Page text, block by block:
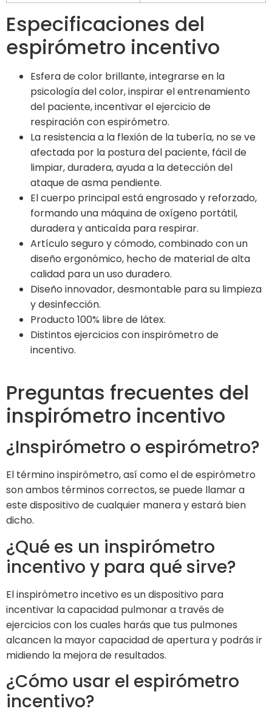
Especificaciones del
espirómetro incentivo
Esfera de color brillante, integrarse en la
psicología del color, inspirar el entrenamiento
del paciente, incentivar el ejercicio de
respiración con espirómetro.
La resistencia a la flexión de la tubería, no se ve
afectada por la postura del paciente, fácil de
limpiar, duradera, ayuda a la detección del
ataque de asma pendiente.
El cuerpo principal está engrosado y reforzado,
formando una máquina de oxígeno portátil,
duradera y anticaída para respirar.
Artículo seguro y cómodo, combinado con un
diseño ergonómico, hecho de material de alta
calidad para un uso duradero.
Diseño innovador, desmontable para su limpieza
y desinfección.
Producto 100% libre de látex.
Distintos ejercicios con inspirómetro de
incentivo.
Preguntas frecuentes del
inspirómetro incentivo
¿Inspirómetro o espirómetro?
El término inspirómetro, así como el de espirómetro
son ambos términos correctos, se puede llamar a
este dispositivo de cualquier manera y estará bien
dicho.
¿Qué es un inspirómetro
incentivo y para qué sirve?
El inspirómetro incetivo es un dispositivo para
incentivar la capacidad pulmonar a través de
ejercicios con los cuales harás que tus pulmones
alcancen la mayor capacidad de apertura y podrás ir
midiendo la mejora de resultados.
¿Cómo usar el espirómetro
incentivo?